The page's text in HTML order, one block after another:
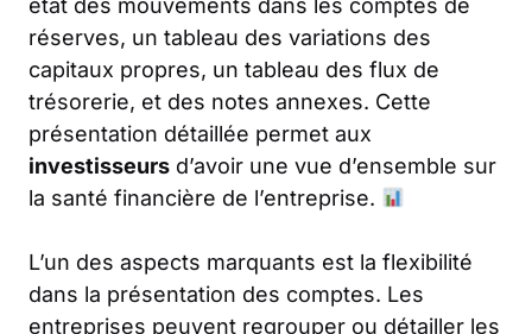
état des mouvements dans les comptes de
réserves, un tableau des variations des
capitaux propres, un tableau des flux de
trésorerie, et des notes annexes. Cette
présentation détaillée permet aux
investisseurs d’avoir une vue d’ensemble sur
la santé financière de l’entreprise.
L’un des aspects marquants est la flexibilité
dans la présentation des comptes. Les
entreprises peuvent regrouper ou détailler les